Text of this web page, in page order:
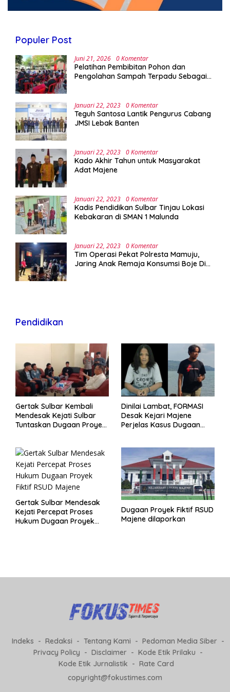
Populer Post
Juni 21, 2026 0 Komentar
Pelatihan Pembibitan Pohon dan
Pengolahan Sampah Terpadu Sebagai
Januari 22, 2023 0 Komentar
Teguh Santosa Lantik Pengurus Cabang
JMSI Lebak Banten
Januari 22, 2023 0 Komentar
Kado Akhir Tahun untuk Masyarakat
Adat Majene
Januari 22, 2023 0 Komentar
Kadis Pendidikan Sulbar Tinjau Lokasi
Kebakaran di SMAN 1 Malunda
Januari 22, 2023 0 Komentar
Tim Operasi Pekat Polresta Mamuju,
Jaring Anak Remaja Konsumsi Boje Di
Pendidikan
Gertak Sulbar Kembali
Mendesak Kejati Sulbar
Tuntaskan Dugaan Proyek
Dinilai Lambat, FORMASI
Desak Kejari Majene
Perjelas Kasus Dugaan
Gertak Sulbar Mendesak
Kejati Percepat Proses
Hukum Dugaan Proyek
Dugaan Proyek Fiktif RSUD
Majene dilaporkan
Indeks Redaksi Tentang Kami
Pedoman Media Siber
Privacy Policy
Disclaimer
Kode Etik Prilaku
Kode Etik Jurnalistik
Rate Card
copyright@fokustimes.com